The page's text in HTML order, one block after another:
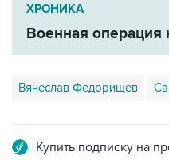
ХРОНИКА
Военная операция
Вячеслав Федорищев
Купить подписку на